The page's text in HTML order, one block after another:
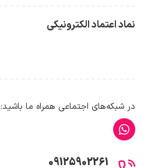
نماد اعتماد الکترونیکی
در شبکه‌های اجتماعی همراه ما باشید:
09125902261